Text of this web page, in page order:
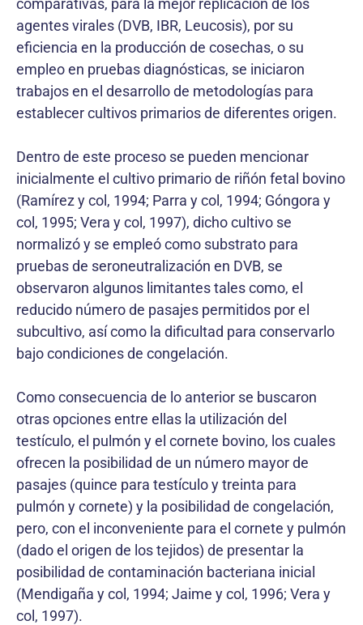
agentes virales (DVB, IBR, Leucosis), por su
eficiencia en la producción de cosechas, o su
empleo en pruebas diagnósticas, se iniciaron
trabajos en el desarrollo de metodologías para
establecer cultivos primarios de diferentes origen.
Dentro de este proceso se pueden mencionar
inicialmente el cultivo primario de riñón fetal bovino
(Ramírez y col, 1994; Parra y col, 1994; Góngora y
col, 1995; Vera y col, 1997), dicho cultivo se
normalizó y se empleó como substrato para
pruebas de seroneutralización en DVB, se
observaron algunos limitantes tales como, el
reducido número de pasajes permitidos por el
subcultivo, así como la dificultad para conservarlo
bajo condiciones de congelación.
Como consecuencia de lo anterior se buscaron
otras opciones entre ellas la utilización del
testículo, el pulmón y el cornete bovino, los cuales
ofrecen la posibilidad de un número mayor de
pasajes (quince para testículo y treinta para
pulmón y cornete) y la posibilidad de congelación,
pero, con el inconveniente para el cornete y pulmón
(dado el origen de los tejidos) de presentar la
posibilidad de contaminación bacteriana inicial
(Mendigaña y col, 1994; Jaime y col, 1996; Vera y
col, 1997).